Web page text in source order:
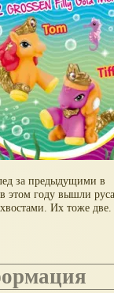
за предыдущими в
этом году вышли
Их тоже